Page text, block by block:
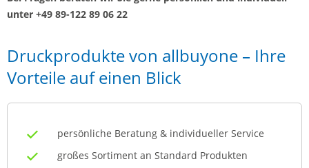
unter +49 89-122 89 06 22
Druckprodukte von allbuyone – Ihre
Vorteile auf einen Blick
persönliche Beratung & individueller Service
großes Sortiment an Standard Produkten